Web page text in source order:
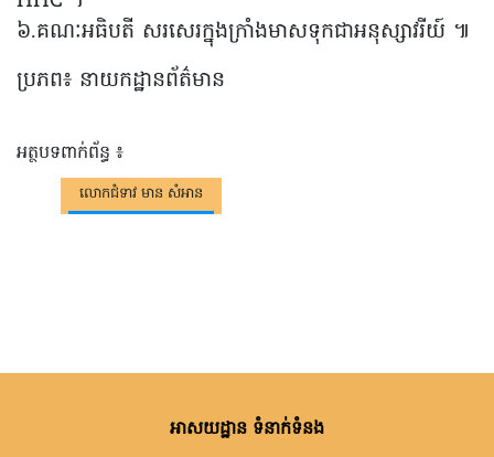
៦.គណៈអធិបតី សរសេរក្នុងក្រាំងមាសទុកជាអនុស្សាវរីយ៍ ៕
ប្រភព៖ នាយកដ្ឋានព័ត៌មាន
អត្ថបទពាក់ព័ន្ធ ៖
លោកជំទាវ មាន សំអាន
អាសយដ្ឋាន ទំនាក់ទំនង